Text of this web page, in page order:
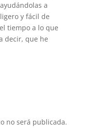
a
y fácil de
tiempo a lo que
decir, que he
no será publicada.